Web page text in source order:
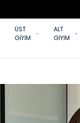
ÜST
GİYİM
ALT
GİYİM